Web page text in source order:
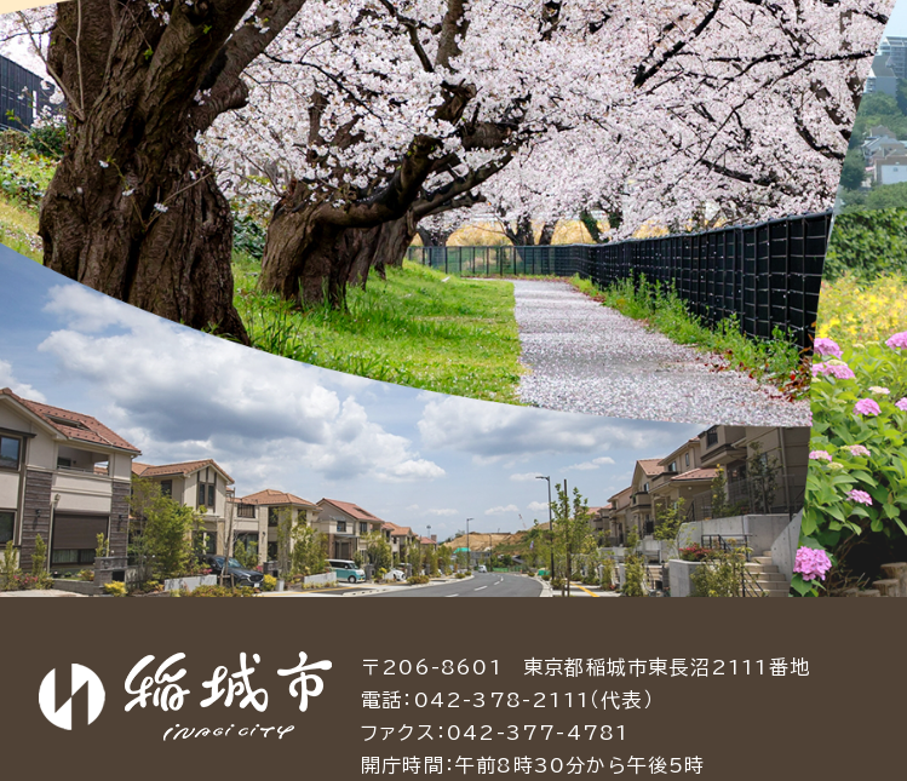
〒206-8601 東京都稲城市東長沼2111番地
電話：042-378-2111（代表）
ファクス：042-377-4781
開庁時間：午前8時30分から午後5時